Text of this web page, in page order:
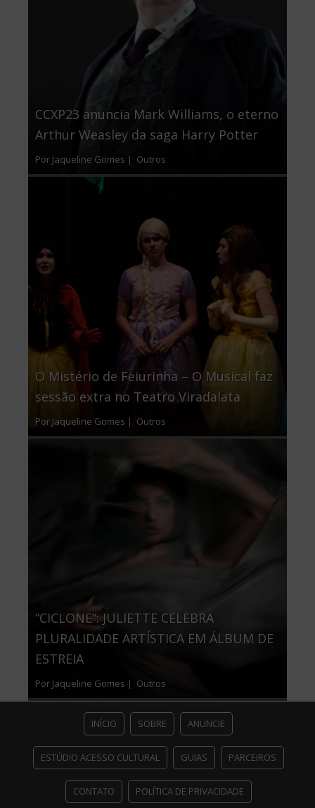
CCXP23 anuncia Mark Williams, o eterno
Arthur Weasley da saga Harry Potter
Por Jaqueline Gomes | Outros
O Mistério de Feiurinha – O Musical faz
sessão extra no Teatro Viradalata
Por Jaqueline Gomes | Outros
“CICLONE”: JULIETTE CELEBRA
PLURALIDADE ARTÍSTICA EM ÁLBUM DE
ESTREIA
Por Jaqueline Gomes | Outros
INÍCIO SOBRE ANUNCIE
ESTÚDIO ACESSO CULTURAL GUIAS PARCEIROS
CONTATO POLÍTICA DE PRIVACIDADE